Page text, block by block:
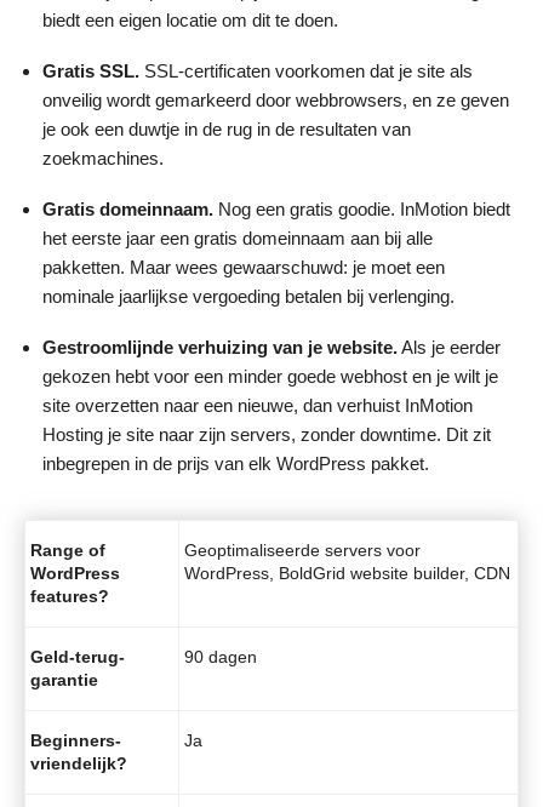
biedt een eigen locatie om dit te doen.
Gratis SSL. SSL-certificaten voorkomen dat je site als
onveilig wordt gemarkeerd door webbrowsers, en ze geven
je ook een duwtje in de rug in de resultaten van
zoekmachines.
Gratis domeinnaam. Nog een gratis goodie. InMotion biedt
het eerste jaar een gratis domeinnaam aan bij alle
pakketten. Maar wees gewaarschuwd: je moet een
nominale jaarlijkse vergoeding betalen bij verlenging.
Gestroomlijnde verhuizing van je website.Als je eerder
gekozen hebt voor een minder goede webhost en je wilt je
site overzetten naar een nieuwe, dan verhuist InMotion
Hosting je site naar zijn servers, zonder downtime. Dit zit
inbegrepen in de prijs van elk WordPress pakket.
Range of
WordPress
features?
Geoptimaliseerde servers voor
WordPress, BoldGrid website builder, CDN
Geld-terug-
garantie
90 dagen
Beginners-
vriendelijk?
Ja